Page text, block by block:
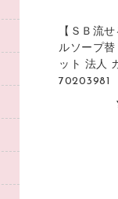
【ＳＢ流
ルソープ
ット 法人
70203981